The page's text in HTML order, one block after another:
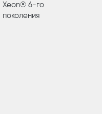
Xeon® 6-го
поколения